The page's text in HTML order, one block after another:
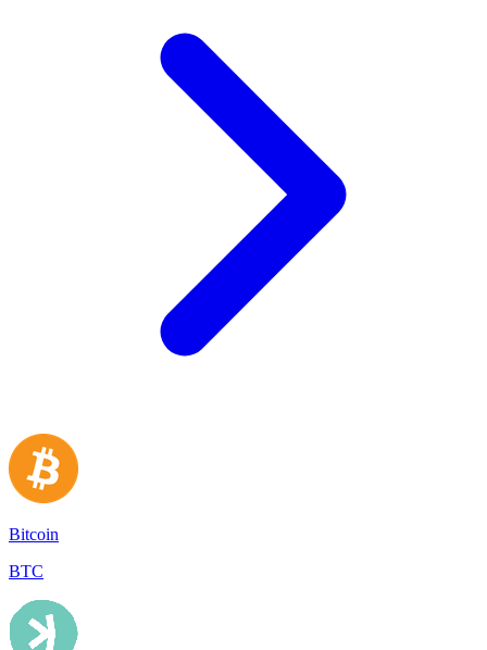
Bitcoin
BTC